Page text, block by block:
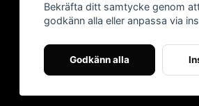
Bekräfta ditt samtycke genom
godkänn alla eller anpassa via
Godkänn alla